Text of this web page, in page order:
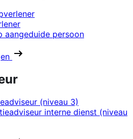
aangeduide persoon
(niveau 3)
interne dienst (niveau